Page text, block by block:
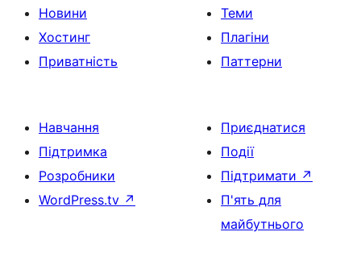
Новини
Хостинг
Приватність
Теми
Плагіни
Паттерни
Навчання
Підтримка
Розробники
WordPress.tv ↗
Приєднатися
Події
Підтримати ↗
П'ять для
майбутнього